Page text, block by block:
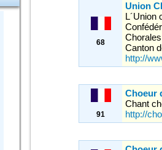
68
Union
L´Union
Canton
http://
91
Choeur
Chant
http://